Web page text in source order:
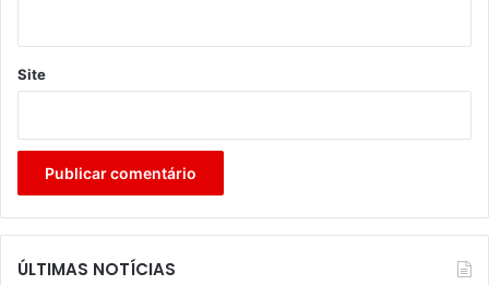
Site
ÚLTIMAS NOTÍCIAS